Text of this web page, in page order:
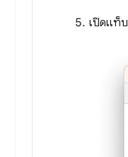
เปิดแท็บ